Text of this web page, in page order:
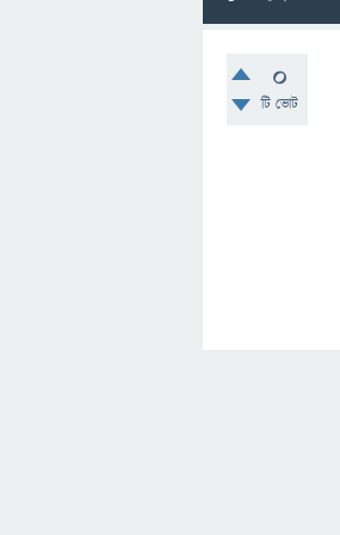
0
টি ভোট